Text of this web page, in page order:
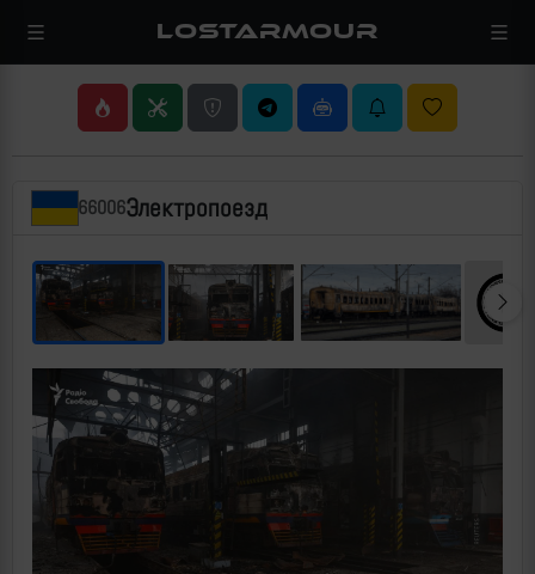
LOSTARMOUR
66006Электропоезд